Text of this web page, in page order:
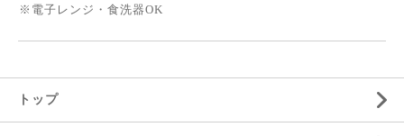
※電子レンジ・食洗器OK
トップ